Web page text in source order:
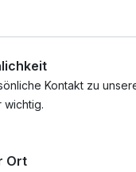
Kontakt zu
wichtig.
Ort